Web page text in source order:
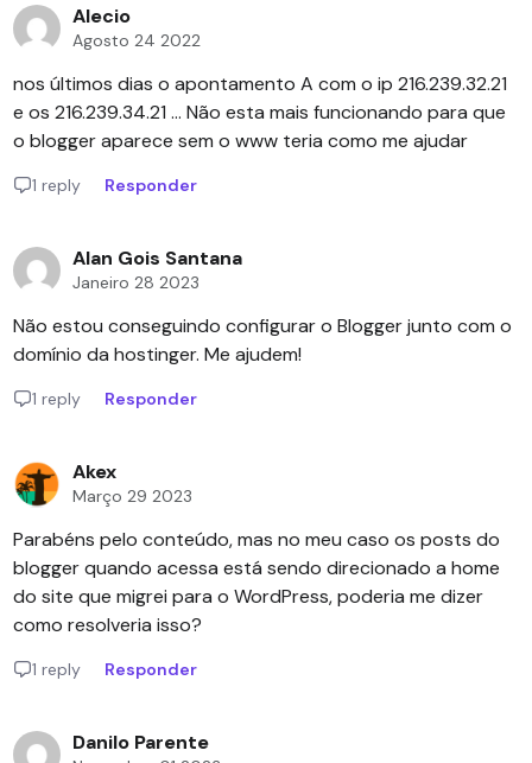
Alecio
Agosto 24 2022
nos últimos dias o apontamento A com o ip 216.239.32.21
e os 216.239.34.21 ... Não esta mais funcionando para que
o blogger aparece sem o www teria como me ajudar
1 reply Responder
Alan Gois Santana
Janeiro 28 2023
Não estou conseguindo configurar o Blogger junto com o
domínio da hostinger. Me ajudem!
1 reply Responder
Akex
Março 29 2023
Parabéns pelo conteúdo, mas no meu caso os posts do
blogger quando acessa está sendo direcionado a home
do site que migrei para o WordPress, poderia me dizer
como resolveria isso?
1 reply Responder
Danilo Parente